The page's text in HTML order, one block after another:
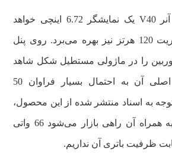
با توجه به شایعات، آنر V40 یک نمایشگر 6.72 اینچی خواهد
داشت که از رفرش‌ریت 120 هرتز نیز بهره می‌برد. روی پنل
این گوشی 5 دوربین را در ماژولی مستطیل شکل شاهد
هستیم که سنسور اصلی آن به احتمال بسیار فراوان 50
به اسناد منتشر شده از این محصول،
احتمالا شارژری که به همراه آن راهی بازار می‌شود 66 واتی
ظرفیت باتری آن نداریم.